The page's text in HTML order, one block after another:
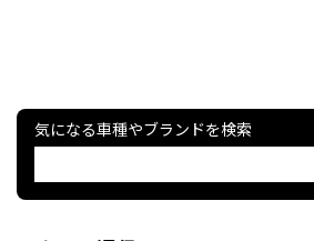
気になる車種やブランドを検索